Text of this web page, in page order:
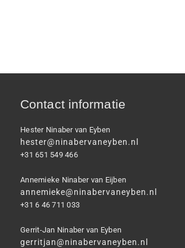
Contact informatie
Hester Ninaber van Eyben
hester@ninabervaneyben.nl
+31 651 549 466
Annemieke Ninaber van Eijben
annemieke@ninabervaneyben.nl
+31 6 46 711 033
Gerrit-Jan Ninaber van Eyben
gerritjan@ninabervaneyben.nl